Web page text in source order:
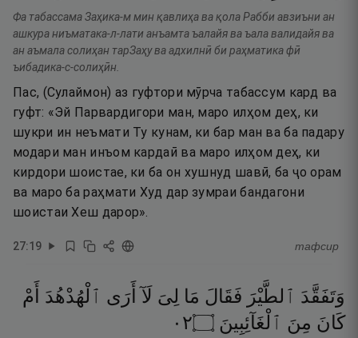
Фа табассама Заҳика-м мин қавлиҳа ва қола Рабби авзиъни ан
ашкура ниъматака-л-лати анъамта ъалайя ва ъала валидайя ва
ан аъмала солиҳан тарЗаҳу ва адхилнӣ би раҳматика фӣ
ъибадика-с-солиҳӣн.
Пас, (Сулаймон) аз гуфтори мӯрча табассум кард ва
гуфт: «Эй Парвардигори ман, маро илҳом деҳ, ки
шукри ин неъмати Ту кунам, ки бар ман ва ба падару
модари ман инъом кардаӣ ва маро илҳом деҳ, ки
кирдори шоистае, ки ба он хушнуд шавӣ, ба ҷо орам
ва маро ба раҳмати Худ дар зумраи бандагони
шоистаи Хеш дарор».
27:19 тафсир
وَتَفَقَّدَ ٱلطَّيْرَ فَقَالَ مَا لِىَ لَآ أَرَى ٱلْهُدْهُدَ
أَمْ
كَانَ مِنَ ٱلْغَآئِبِينَ ۝٢٠